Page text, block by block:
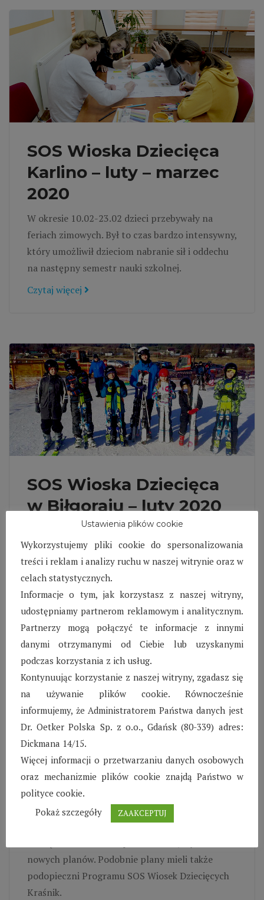
SOS Wioska Dziecięca
Karlino – luty – marzec
2020
W okresie 10.02-23.02 dzieci przebywały na
feriach zimowych. Był to czas bardzo intensywny,
który umożliwił dzieciom nabranie sił i oddechu
na następny semestr nauki szkolnej.
Czytaj więcej
SOS Wioska Dziecięca
w Biłgoraju – luty 2020
Oficjalne podsumowaniu wyników nauczania I
semestru, jest znakiem rozpoznawczym dla
dzieci z SOS Wioski Dziecięcej w Biłgoraju, że
ferie zimowe czas zacząć.
Czytaj więcej
SOS Wioska Dziecięca
w Kraśniku- luty 2020
nowych planów. Podobnie plany mieli także
podopieczni Programu SOS Wiosek Dziecięcych
Kraśnik.
Ustawienia plików cookie
Wykorzystujemy pliki cookie do spersonalizowania
treści i reklam i analizy ruchu w naszej witrynie oraz w
celach statystycznych.
Informacje o tym, jak korzystasz z naszej witryny,
udostępniamy partnerom reklamowym i analitycznym.
Partnerzy mogą połączyć te informacje z innymi
danymi otrzymanymi od Ciebie lub uzyskanymi
podczas korzystania z ich usług.
Kontynuując korzystanie z naszej witryny, zgadasz się
na używanie plików cookie. Równocześnie
informujemy, że Administratorem Państwa danych jest
Dr. Oetker Polska Sp. z o.o., Gdańsk (80-339) adres:
Dickmana 14/15.
Więcej informacji o przetwarzaniu danych osobowych
oraz mechanizmie plików cookie znajdą Państwo w
polityce cookie.
Pokaż szczegóły
ZAAKCEPTUJ